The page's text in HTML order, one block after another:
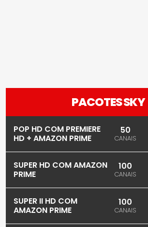
PACOTES SKY
POP HD COM PREMIERE
HD + AMAZON PRIME
50
CANAIS
SUPER HD COM AMAZON
PRIME
100
CANAIS
SUPER II HD COM
AMAZON PRIME
100
CANAIS